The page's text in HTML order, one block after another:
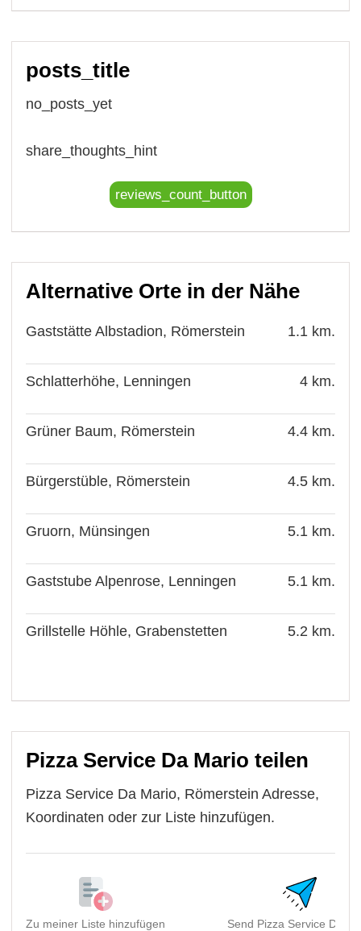
posts_title
no_posts_yet
share_thoughts_hint
reviews_count_button
Alternative Orte in der Nähe
Gaststätte Albstadion, Römerstein 1.1 km.
Schlatterhöhe, Lenningen 4 km.
Grüner Baum, Römerstein 4.4 km.
Bürgerstüble, Römerstein 4.5 km.
Gruorn, Münsingen 5.1 km.
Gaststube Alpenrose, Lenningen 5.1 km.
Grillstelle Höhle, Grabenstetten 5.2 km.
Pizza Service Da Mario teilen
Pizza Service Da Mario, Römerstein Adresse,
Koordinaten oder zur Liste hinzufügen.
Zu meiner Liste hinzufügen Send Pizza Service Da